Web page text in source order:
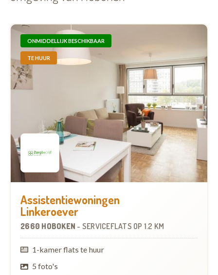
ONMIDDELLIJK BESCHIKBAAR
TE HUUR
Assistentiewoningen
Linkeroever
2660 HOBOKEN - SERVICEFLATS OP 1.2 KM
1-kamer flats te huur
5 foto's